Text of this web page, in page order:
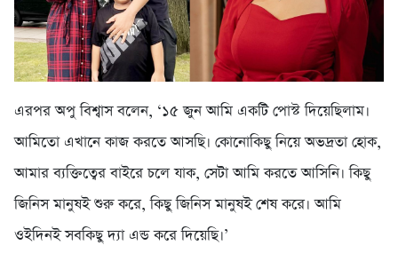
এরপর অপু বিশ্বাস বলেন, ‘১৫ জুন আমি একটি পোস্ট দিয়েছিলাম।
আমিতো এখানে কাজ করতে আসছি। কোনোকিছু নিয়ে অভদ্রতা হোক,
আমার ব্যক্তিত্বের বাইরে চলে যাক, সেটা আমি করতে আসিনি। কিছু
জিনিস মানুষই শুরু করে, কিছু জিনিস মানুষই শেষ করে। আমি
ওইদিনই সবকিছু দ্যা এন্ড করে দিয়েছি।’